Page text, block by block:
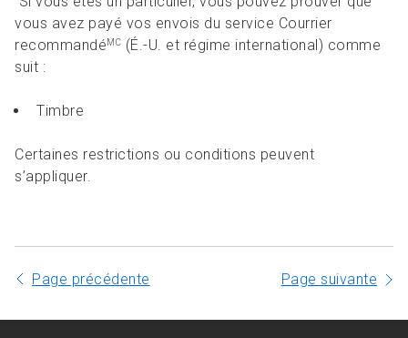
vous avez payé vos envois du service Courrier
recommandéMC (É.-U. et régime international) comme
suit :
Timbre
Certaines restrictions ou conditions peuvent
s’appliquer.
Page précédente Page suivante